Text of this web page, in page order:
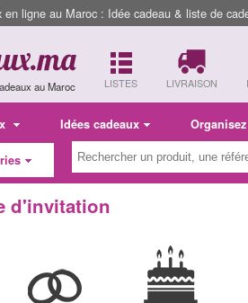
en ligne au Maroc : Idée cadeau & liste de
au Maroc LISTES LIVRAISON
Idées cadeaux
d'invitation